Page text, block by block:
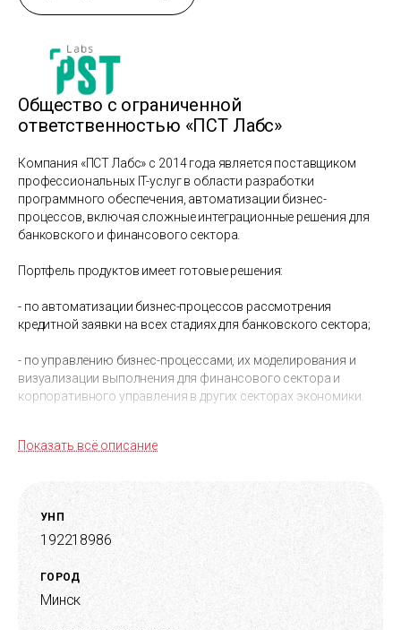
Общество с ограниченной
ответственностью «ПСТ Лабс»
Компания «ПСТ Лабс» с 2014 года является поставщиком
профессиональных IT-услуг в области разработки
программного обеспечения, автоматизации бизнес-
процессов, включая сложные интеграционные решения для
банковского и финансового сектора.
Портфель продуктов имеет готовые решения:
- по автоматизации бизнес-процессов рассмотрения
кредитной заявки на всех стадиях для банковского сектора;
- по управлению бизнес-процессами, их моделирования и
визуализации выполнения для финансового сектора и
корпоративного управления в других секторах экономики.
белорусский сертифицированный партнер компании
предоставление услуг по разработке решений на заказ на Out
Systems platform.
Технологическая специализация базируется на Out Systems
platform, Java/JavaEE, Linux/Unix, реляционных и
нереляционных базах данных, а также технологичных
решениях компании FICO: FICO Blaze Advisor, FICO Decision
Management Platform.
Показать всё описание
УНП
192218986
ГОРОД
Минск